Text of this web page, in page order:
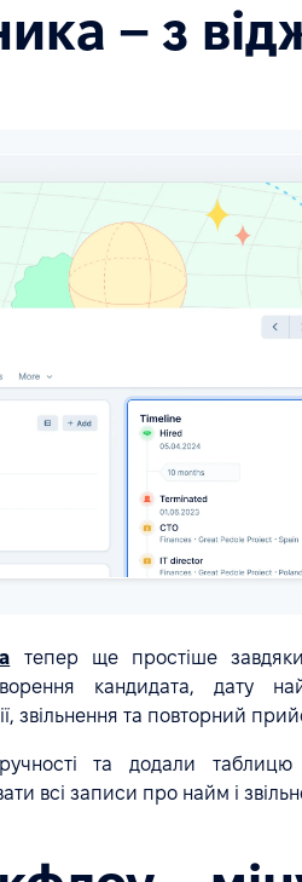
– з
тепер ще простіше
кандидата, дату
звільнення та повторний
та додали
всі записи про найм і